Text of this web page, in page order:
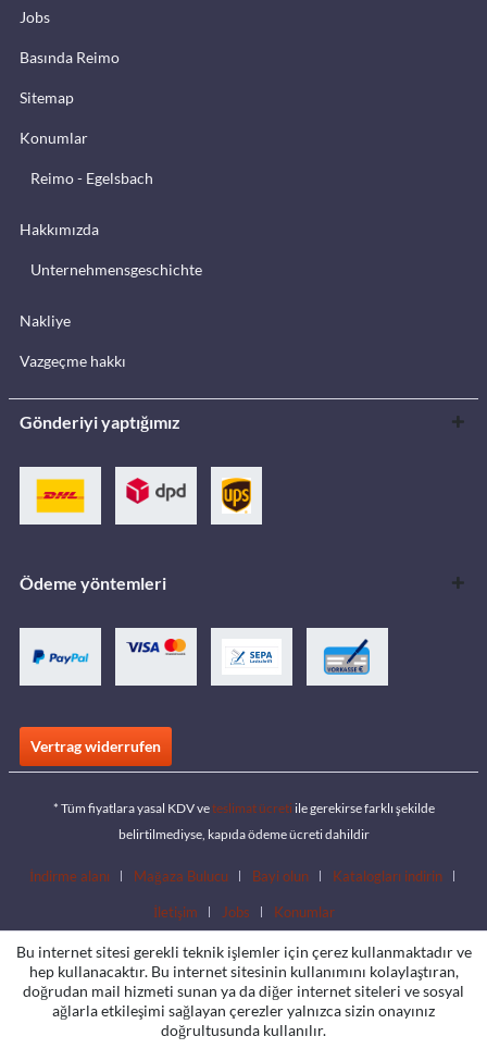
Jobs
Basında Reimo
Sitemap
Konumlar
Reimo - Egelsbach
Hakkımızda
Unternehmensgeschichte
Nakliye
Vazgeçme hakkı
Gönderiyi yaptığımız
Ödeme yöntemleri
Vertrag widerrufen
* Tüm fiyatlara yasal KDV veteslimat ücreti ile gerekirse farklı şekilde
belirtilmediyse, kapıda ödeme ücreti dahildir
İndirme alanı Mağaza Bulucu Bayi olun Katalogları indirin
İletişim Jobs Konumlar
Bu internet sitesi gerekli teknik işlemler için çerez kullanmaktadır ve
hep kullanacaktır. Bu internet sitesinin kullanımını kolaylaştıran,
doğrudan mail hizmeti sunan ya da diğer internet siteleri ve sosyal
ağlarla etkileşimi sağlayan çerezler yalnızca sizin onayınız
doğrultusunda kullanılır.